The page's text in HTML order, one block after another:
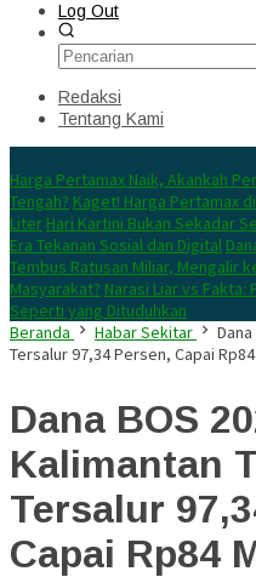
Log Out
Redaksi
Tentang Kami
Harga Pertamax Naik, Akankah
Tengah? Kaget! Harga Pertamax
Liter Hari Kartini Bukan Sekadar
Era Tekanan Sosial dan Digital
Tembus Ratusan Miliar, Mengalir
Masyarakat? Narasi Liar vs
Seperti yang Dituduhkan
Beranda
Habar Sekitar
Tersalur 97,34 Persen, Capai
Dana BOS
Kalimantan
Tersalur
Capai Rp84